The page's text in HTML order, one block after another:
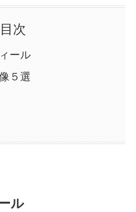
目次
ール
５選
ル